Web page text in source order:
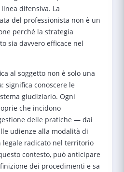
difensiva. La
del professionista non è un
perché la strategia
sia davvero efficace nel
al soggetto non è solo una
significa conoscere le
giudiziario. Ogni
che incidono
delle pratiche — dai
udienze alla modalità di
legale radicato nel territorio
contesto, può anticipare
dei procedimenti e sa